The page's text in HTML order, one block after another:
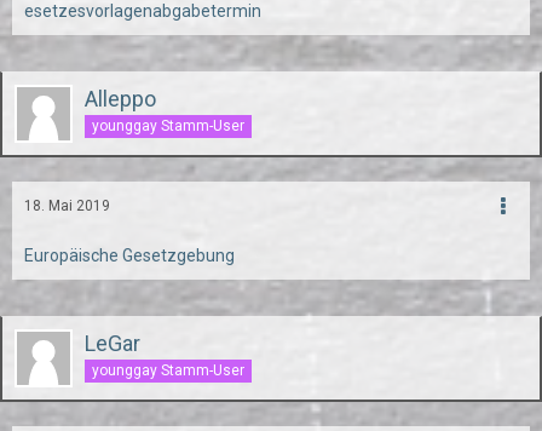
esetzesvorlagenabgabetermin
Alleppo
younggay Stamm-User
18. Mai 2019
Europäische Gesetzgebung
LeGar
younggay Stamm-User